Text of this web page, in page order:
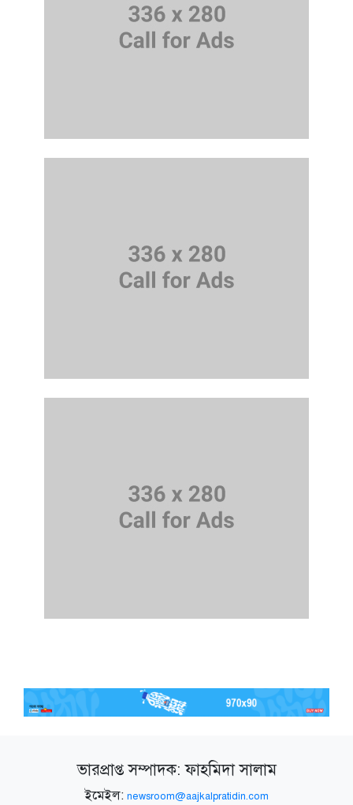
ভারপ্রাপ্ত সম্পাদক: ফাহমিদা সালাম
ইমেইল: newsroom@aajkalpratidin.com